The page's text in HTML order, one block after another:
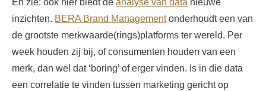
inzichten. BERA Brand Managementonderhoudt een van
de grootste merkwaarde(rings)platforms ter wereld. Per
week houden zij bij, of consumenten houden van een
merk, dan wel dat ‘boring’ of erger vinden. Is in die data
een correlatie te vinden tussen marketing gericht op